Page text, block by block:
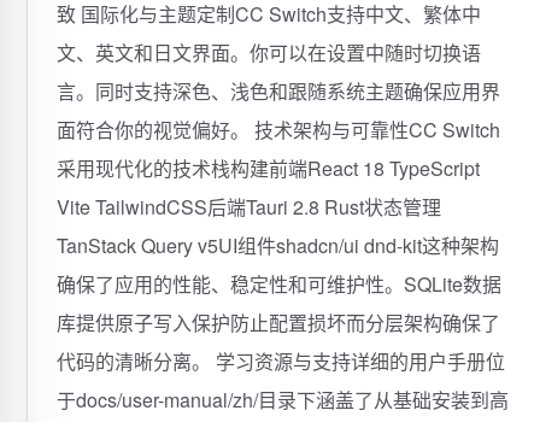
致 国际化与主题定制CC Switch支持中文、繁体中
文、英文和日文界面。你可以在设置中随时切换语
言。同时支持深色、浅色和跟随系统主题确保应用界
面符合你的视觉偏好。 技术架构与可靠性CC Switch
采用现代化的技术栈构建前端React 18 TypeScript
Vite TailwindCSS后端Tauri 2.8 Rust状态管理
TanStack Query v5UI组件shadcn/ui dnd-kit这种架构
确保了应用的性能、稳定性和可维护性。SQLite数据
库提供原子写入保护防止配置损坏而分层架构确保了
代码的清晰分离。 学习资源与支持详细的用户手册位
于docs/user-manual/zh/目录下涵盖了从基础安装到高